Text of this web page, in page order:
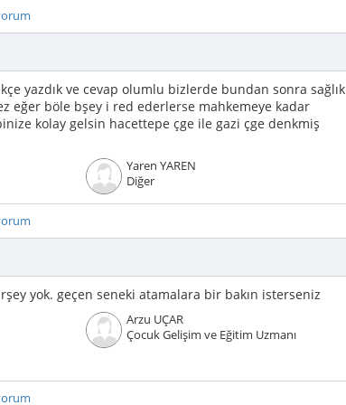
yazdık ve cevap olumlu bizlerde bundan sonra sağlık
eğer böle bşey i red ederlerse mahkemeye kadar
kolay gelsin hacettepe çge ile gazi çge denkmiş
Yaren YAREN
Diğer
yok. geçen seneki atamalara bir bakın isterseniz
Arzu UÇAR
Çocuk Gelişim ve Eğitim Uzmanı